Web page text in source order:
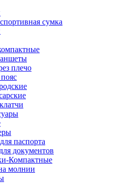
сумка
плечо
паспорта
документов
Компактные
молнии